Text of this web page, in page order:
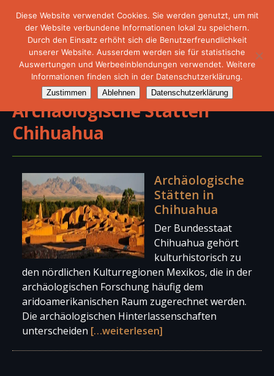
Archäologische Stätten
Chihuahua
Archäologische
Stätten in
Chihuahua
Der Bundesstaat
Chihuahua gehört
kulturhistorisch zu
den nördlichen Kulturregionen Mexikos, die in der
archäologischen Forschung häufig dem
aridoamerikanischen Raum zugerechnet werden.
Die archäologischen Hinterlassenschaften
unterscheiden […weiterlesen]
Diese Website verwendet Cookies. Sie werden genutzt, um mit
der Website verbundene Informationen lokal zu speichern.
Durch den Einsatz erhöht sich die Benutzerfreundlichkeit
unserer Website. Ausserdem werden sie für statistische
Auswertungen und Werbeeinblendungen verwendet. Weitere
Informationen finden sich in der Datenschutzerklärung.
Zustimmen Ablehnen Datenschutzerklärung